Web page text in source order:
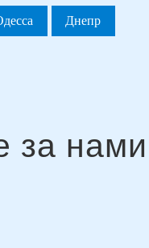
Днепр